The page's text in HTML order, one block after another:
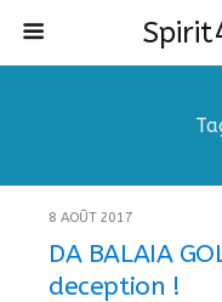
8 AOÛT 2017
DA BALAIA
deception !